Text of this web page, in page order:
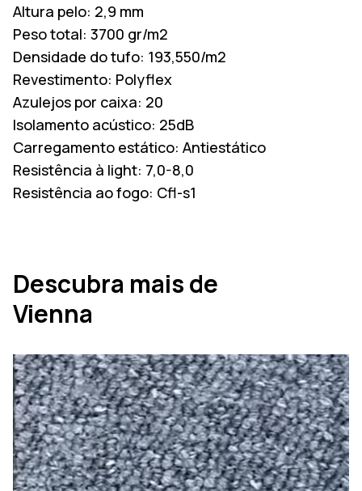
Altura pelo: 2,9 mm
Peso total: 3700 gr/m2
Densidade do tufo: 193,550/m2
Revestimento: Polyflex
Azulejos por caixa: 20
Isolamento acústico: 25dB
Carregamento estático: Antiestático
Resistência à light: 7,0-8,0
Resistência ao fogo: Cfl-s1
Descubra mais de
Vienna